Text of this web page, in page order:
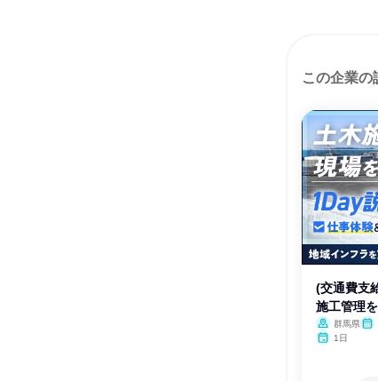
この企業の
(交通費支
施工管理
群馬県
1日